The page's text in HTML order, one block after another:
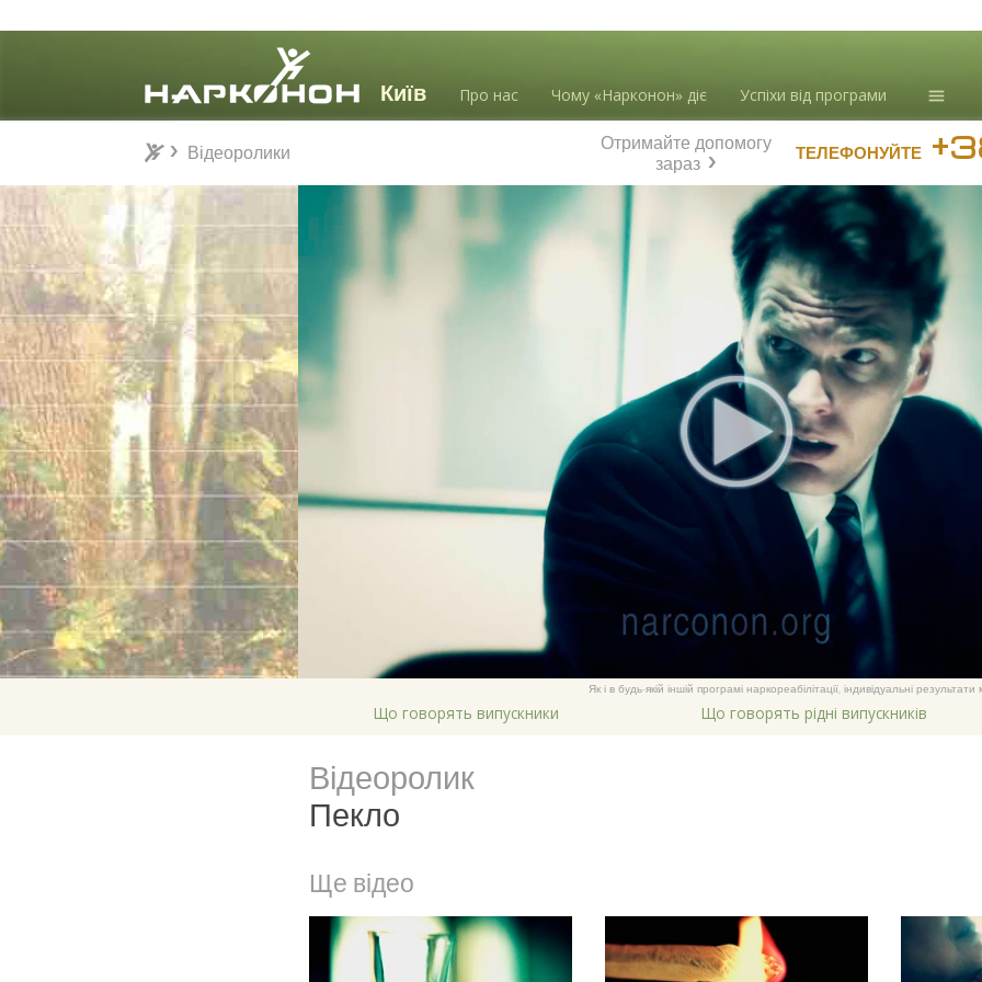
Про нас Чому «Нарконон» діє Успіхи від програми
Blog
Л. Рон
⨯ ТЕЛЕФОНУЙТЕ
Отримайте допомогу
зараз
Відеоролики
Як і в будь-якій іншій програмі наркореабілітації, індивідуальні
Що говорять випускники Що говорять рідні випускників
Відеоролик
Пекло
Ще відео
Відеоролики